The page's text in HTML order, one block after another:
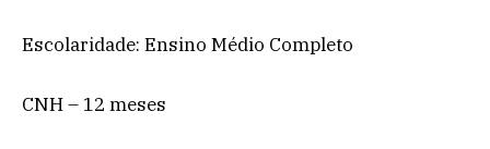
Escolaridade: Ensino Médio Completo
CNH – 12 meses